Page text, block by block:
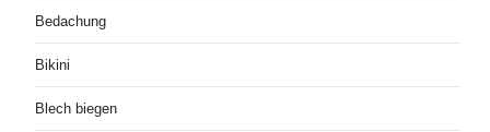
Bedachung
Bikini
Blech biegen